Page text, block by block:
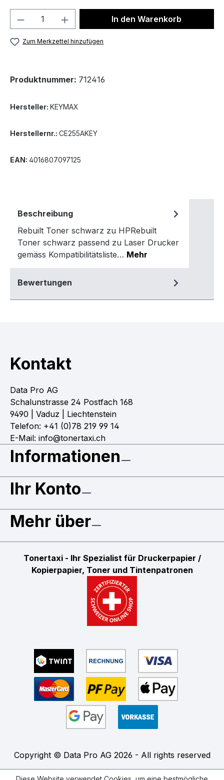
Produkt Anzahl: Gib denIn den Warenkorb
Zum Merkzettel hinzufügen
Produktnummer: 712416
Hersteller: KEYMAX
Herstellernr.: CE255AKEY
EAN: 4016807097125
Beschreibung
Rebuilt Toner schwarz zu HPRebuilt
Toner schwarz passend zu Laser Drucker
gemäss Kompatibilitätsliste… Mehr
Bewertungen
Kontakt
Data Pro AG
Schalunstrasse 24 Postfach 168
9490 | Vaduz | Liechtenstein
Telefon: +41 (0)78 219 99 14
E-Mail: info@tonertaxi.ch
Informationen
Ihr Konto
Mehr über
Tonertaxi - Ihr Spezialist für Druckerpapier /
Kopierpapier, Toner und Tintenpatronen
Copyright © Data Pro AG 2026 - All rights reserved